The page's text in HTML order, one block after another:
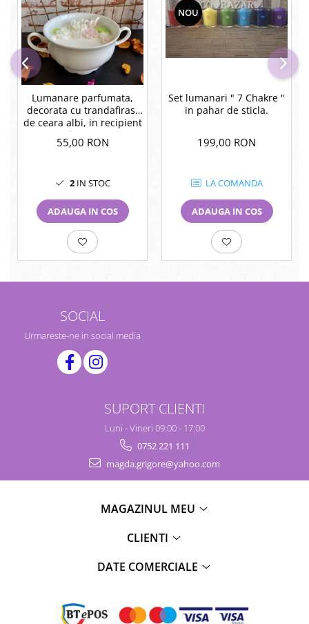
Lumanare parfumata,
decorata cu trandafirasi
de ceara albi, in recipient
vintage.
55,00 RON
2IN STOC
ADAUGA IN COS
NOU
Set lumanari " 7 Chakre "
in pahar de sticla.
199,00 RON
LA COMANDA
ADAUGA IN COS
SOCIAL
Urmareste-ne in social media
SUPORT CLIENTI
Luni - Vineri 09:00 - 17:00
0752 221 111
magda.grigore@yahoo.com
MAGAZINUL MEU
CLIENTI
DATE COMERCIALE